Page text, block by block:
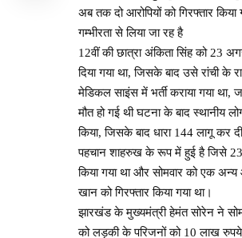
अब तक दो आरोपियों को गिरफ्तार
गम्भीरता से लिया जा रह है
12वीं की छात्रा अंकिता सिंह को 23
दिया गया था, जिसके बाद उसे रांची
मेडिकल साइंस में भर्ती कराया गया
मौत हो गई थी घटना के बाद स्थानीय
किया, जिसके बाद धारा 144 लागू कर
पहचान शाहरुख के रूप में हुई है जिसे 23
किया गया था और सोमवार को एक अन्य
खान को गिरफ्तार किया गया था।
झारखंड के मुख्यमंत्री हेमंत सोरेन ने
को लड़की के परिजनों को 10 लाख रुपये